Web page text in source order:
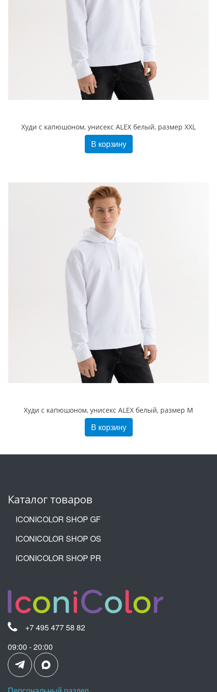
Худи с капюшоном, унисекс ALEX белый, размер XXL
В корзину
Худи с капюшоном, унисекс ALEX белый, размер M
В корзину
Каталог товаров
ICONICOLOR SHOP GF
ICONICOLOR SHOP OS
ICONICOLOR SHOP PR
+7 495 477 58 82
09:00 - 20:00